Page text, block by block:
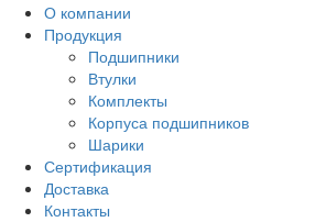
О компании
Продукция
Подшипники
Втулки
Комплекты
Корпуса подшипников
Шарики
Сертификация
Доставка
Контакты